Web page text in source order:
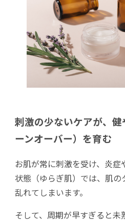
刺激の少ないケアが、
ーンオーバー）を育む
お肌が常に刺激を受け、炎症
状態（ゆらぎ肌）では、肌
乱れてしまいます。
そして、周期が早すぎると